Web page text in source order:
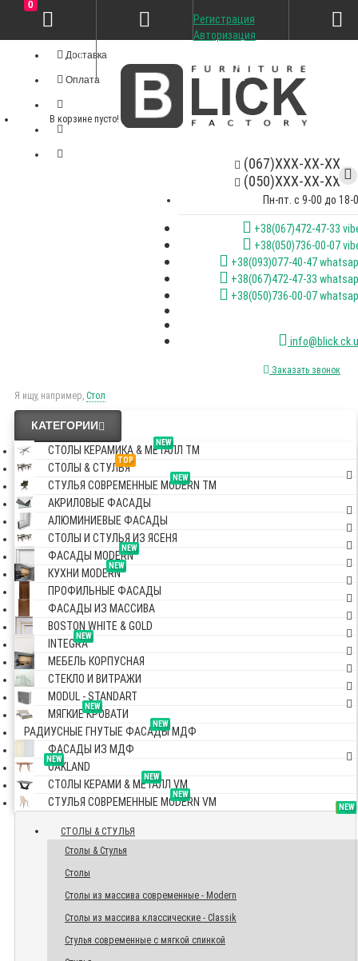
Доставка
Оплата
(067)XXX-XX-XX
(050)XXX-XX-XX
Пн-пт. с 9-00 до 18-
+38(067)472-47-33
+38(050)736-00-07
+38(093)077-40-47
+38(067)472-47-33
+38(050)736-00-07
Заказать звонок
Я ищу, например, Стол
Регистрация
Авторизация
0
В корзине пусто!
КАТЕГОРИИ
NEW
СТОЛЫ КЕРАМИКА & МЕТАЛЛ TM
TOP
СТОЛЫ & СТУЛЬЯ
NEW
СТУЛЬЯ СОВРЕМЕННЫЕ MODERN TM
АКРИЛОВЫЕ ФАСАДЫ
АЛЮМИНИЕВЫЕ ФАСАДЫ
СТОЛЫ И СТУЛЬЯ ИЗ ЯСЕНЯ
NEW
ФАСАДЫ MODERN
NEW
КУХНИ MODERN
ПРОФИЛЬНЫЕ ФАСАДЫ
ФАСАДЫ ИЗ МАССИВА
BOSTON WHITE & GOLD
NEW
INTEGRA
МЕБЕЛЬ КОРПУСНАЯ
СТЕКЛО И ВИТРАЖИ
MODUL - STANDART
NEW
МЯГКИЕ КРОВАТИ
NEW
РАДИУСНЫЕ ГНУТЫЕ ФАСАДЫ МДФ
ФАСАДЫ ИЗ МДФ
NEW
OAKLAND
NEW
СТОЛЫ КЕРАМИ & МЕТАЛЛ VM
NEW
СТУЛЬЯ СОВРЕМЕННЫЕ MODERN VM TOP
СТОЛЫ & СТУЛЬЯ
Столы & Стулья
Столы
Столы из массива современные - Modern
Столы из массива классические - Classik
Стулья современные с мягкой спинкой
NEW
NEW
NEW